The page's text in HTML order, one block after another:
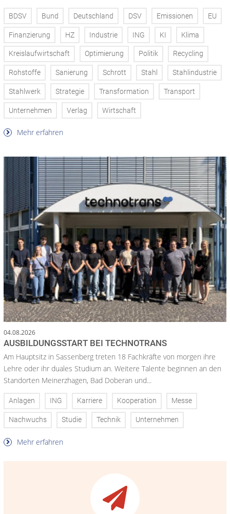
BDSV Bund Deutschland DSV Emissionen EU
Finanzierung HZ Industrie ING KI Klima
Kreislaufwirtschaft Optimierung Politik Recycling
Rohstoffe Sanierung Schrott Stahl Stahlindustrie
Stahlwerk Strategie Transformation Transport
Unternehmen Verlag Wirtschaft
Mehr erfahren
04.08.2026
AUSBILDUNGSSTART BEI TECHNOTRANS
Am Hauptsitz in Sassenberg treten 18 Fachkräfte von morgen ihre
Lehre oder ihr duales Studium an. Weitere Talente beginnen an den
Standorten Meinerzhagen, Bad Doberan und...
Anlagen ING Karriere Kooperation Messe
Nachwuchs Studie Technik Unternehmen
Mehr erfahren